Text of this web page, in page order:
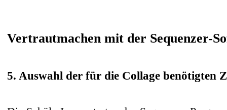
Vertrautmachen mit der Sequenzer-
5. Auswahl der für die Collage benötigten